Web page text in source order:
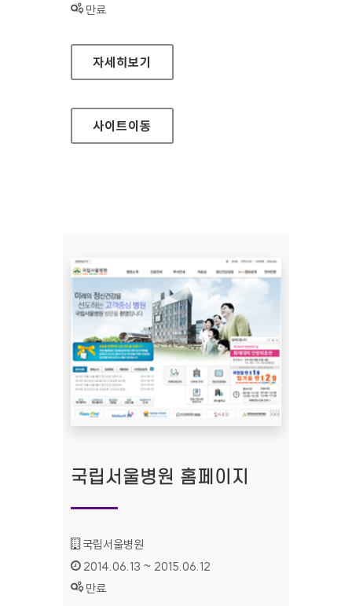
상태 :
만료
삼진제약 홈페이지
자세히보기
사이트이동
국립서울병원 홈페이지
기관명 :
국립서울병원
인증기간 :
2014.06.13 ~ 2015.06.12
상태 :
만료